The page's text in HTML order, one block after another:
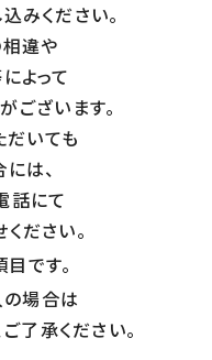
みください。
違や
よって
ございます。
だいても
は、
話にて
ださい。
です。
場合は
了承ください。